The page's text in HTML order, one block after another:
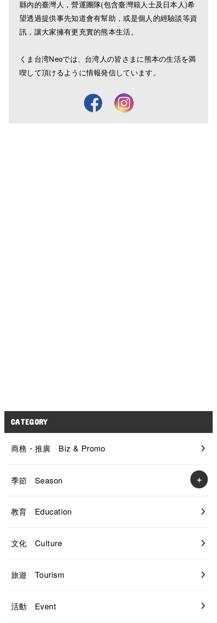
縣內的臺灣人，營運團隊(包含臺灣籍人士及日本人)希
望透過提供事先知道會有幫助，或是個人的經驗談等資
訊，讓大家擁有更充實的熊本生活。
くま台湾Neoでは、台湾人の皆さまに熊本の生活を満
喫して頂けるように情報発信しています。
CATEGORY
商務・推廣 Biz & Promo
季節 Season
教育 Education
文化 Culture
旅遊 Tourism
活動 Event